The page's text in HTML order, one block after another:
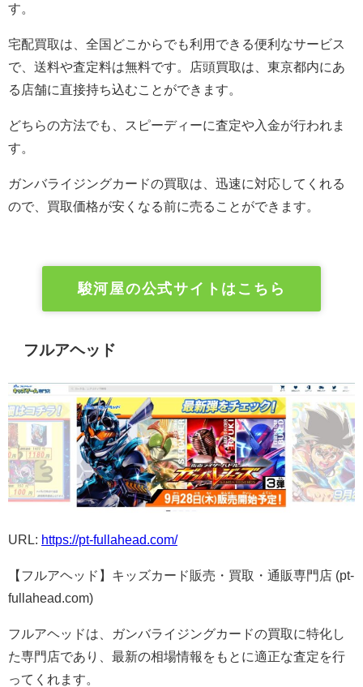
す。
宅配買取は、全国どこからでも利用できる便利なサービス
で、送料や査定料は無料です。店頭買取は、東京都内にあ
る店舗に直接持ち込むことができます。
どちらの方法でも、スピーディーに査定や入金が行われま
す。
ガンバライジングカードの買取は、迅速に対応してくれる
ので、買取価格が安くなる前に売ることができます。
駿河屋の公式サイトはこちら
フルアヘッド
URL: https://pt-fullahead.com/
【フルアヘッド】キッズカード販売・買取・通販専門店 (pt-
fullahead.com)
フルアヘッドは、ガンバライジングカードの買取に特化し
た専門店であり、最新の相場情報をもとに適正な査定を行
ってくれます。